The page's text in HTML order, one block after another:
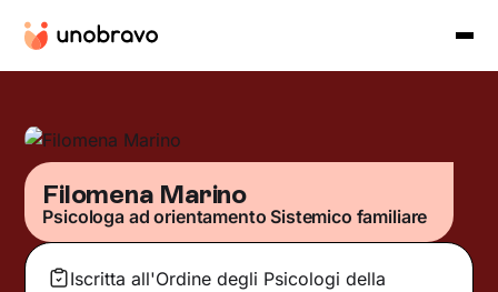
Filomena Marino
Psicologa ad orientamento Sistemico familiare
Iscritta all'Ordine degli Psicologi della